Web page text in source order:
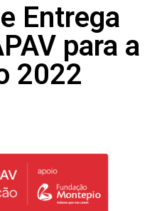
Entrega
para a
2022